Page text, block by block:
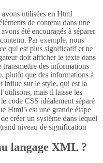
avons utilisées en Html
de contenu dans une
été encouragés à séparer
Par exemple, nous
qui est plus significatif et ne
doit afficher le texte dans
transmettre des informations
plutôt que des informations à
influe sur le style, qui est la
mais il laisse les
code CSS idéalement séparé
Html5 est une grande étape
créer un système dans lequel
niveau de signification
langage XML ?